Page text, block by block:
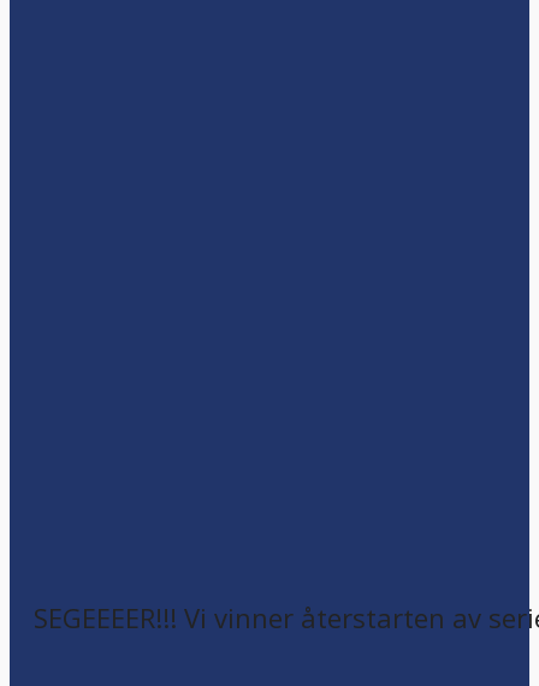
SEGEEEER!!! Vi vinner återstarten av